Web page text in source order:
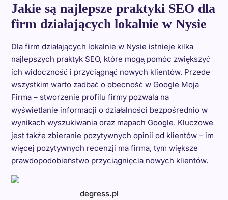
Jakie są najlepsze praktyki SEO dla
firm działających lokalnie w Nysie
Dla firm działających lokalnie w Nysie istnieje kilka
najlepszych praktyk SEO, które mogą pomóc zwiększyć
ich widoczność i przyciągnąć nowych klientów. Przede
wszystkim warto zadbać o obecność w Google Moja
Firma – stworzenie profilu firmy pozwala na
wyświetlanie informacji o działalności bezpośrednio w
wynikach wyszukiwania oraz mapach Google. Kluczowe
jest także zbieranie pozytywnych opinii od klientów – im
więcej pozytywnych recenzji ma firma, tym większe
prawdopodobieństwo przyciągnięcia nowych klientów.
degress.pl